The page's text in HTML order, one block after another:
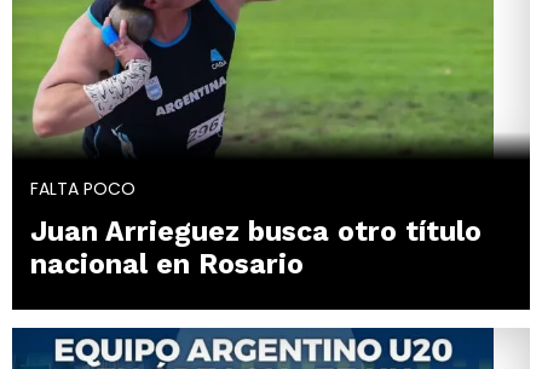
FALTA POCO
Juan Arrieguez busca otro título
nacional en Rosario